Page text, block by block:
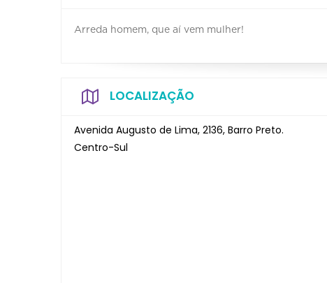
Arreda homem, que aí vem mulher!
LOCALIZAÇÃO
Avenida Augusto de Lima, 2136, Barro Preto.
Centro-Sul